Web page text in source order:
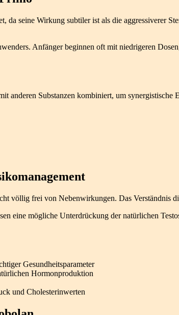
seine Wirkung subtiler ist als die aggressiverer
Anfänger beginnen oft mit niedrigeren
anderen Substanzen kombiniert, um synergistische
völlig frei von Nebenwirkungen. Das Verständnis
eine mögliche Unterdrückung der natürlichen
Gesundheitsparameter
Hormonproduktion
und Cholesterinwerten